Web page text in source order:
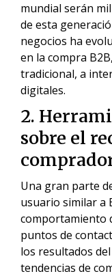
mundial serán
de esta
negocios ha
en la compra
tradicional, a
digitales.
2.
sobre el
Una gran parte
usuario similar a
comportamiento
puntos de
los resultados
tendencias de